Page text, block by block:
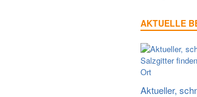
AKTUELLE
Aktueller,